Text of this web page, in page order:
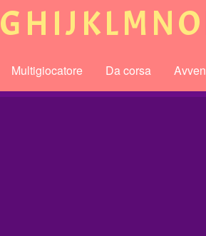
GH IJ KLMNO
Multigiocatore Da corsa